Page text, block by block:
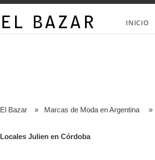
INICIO
El Bazar » Marcas de Moda en Argentina »
Locales Julien en Córdoba